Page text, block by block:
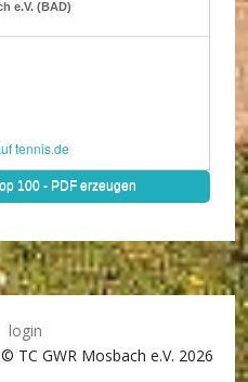
login
© TC GWR Mosbach e.V. 2026